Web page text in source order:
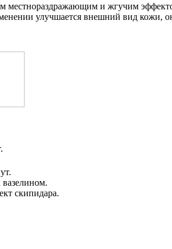
местнораздражающим и жгучим
улучшается внешний вид кожи,
вазелином.
скипидара.